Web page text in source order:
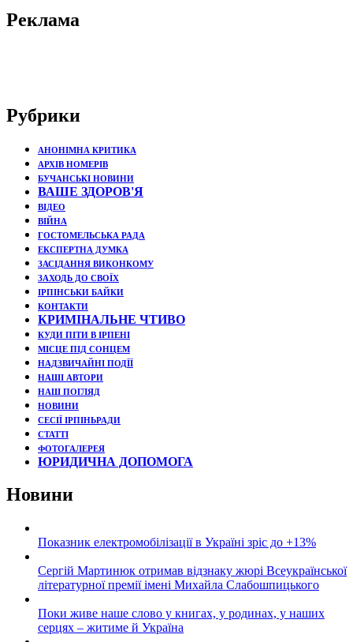
Реклама
Рубрики
АНОНІМНА КРИТИКА
АРХІВ НОМЕРІВ
БУЧАНСЬКІ НОВИНИ
ВАШЕ ЗДОРОВ'Я
ВІДЕО
ВІЙНА
ГОСТОМЕЛЬСЬКА РАДА
ЕКСПЕРТНА ДУМКА
ЗАСІДАННЯ ВИКОНКОМУ
ЗАХОДЬ ДО СВОЇХ
ІРПІНСЬКИ БАЙКИ
КОНТАКТИ
КРИМІНАЛЬНЕ ЧТИВО
КУДИ ПІТИ В ІРПЕНІ
МІСЦЕ ПІД СОНЦЕМ
НАДЗВИЧАЙНІ ПОДЇЇ
НАШІ АВТОРИ
НАШ ПОГЛЯД
НОВИНИ
СЕСІЇ ІРПІНЬРАДИ
СТАТТІ
ФОТОГАЛЕРЕЯ
ЮРИДИЧНА ДОПОМОГА
Новини
Показник електромобілізації в Україні зріс до +13%
Сергій Мартинюк отримав відзнаку жюрі Всеукраїнської
літературної премії імені Михайла Слабошпицького
Поки живе наше слово у книгах, у родинах, у наших
серцях – житиме й Україна